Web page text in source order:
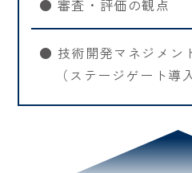
● 審査・評価の観点
● 技術開発マネジメン
（ステージゲート導